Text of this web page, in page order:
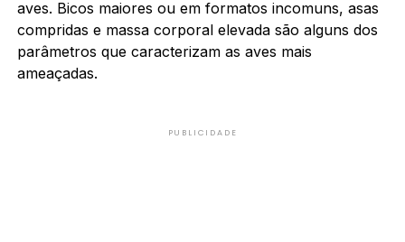
aves. Bicos maiores ou em formatos incomuns, asas
compridas e massa corporal elevada são alguns dos
parâmetros que caracterizam as aves mais
ameaçadas.
PUBLICIDADE